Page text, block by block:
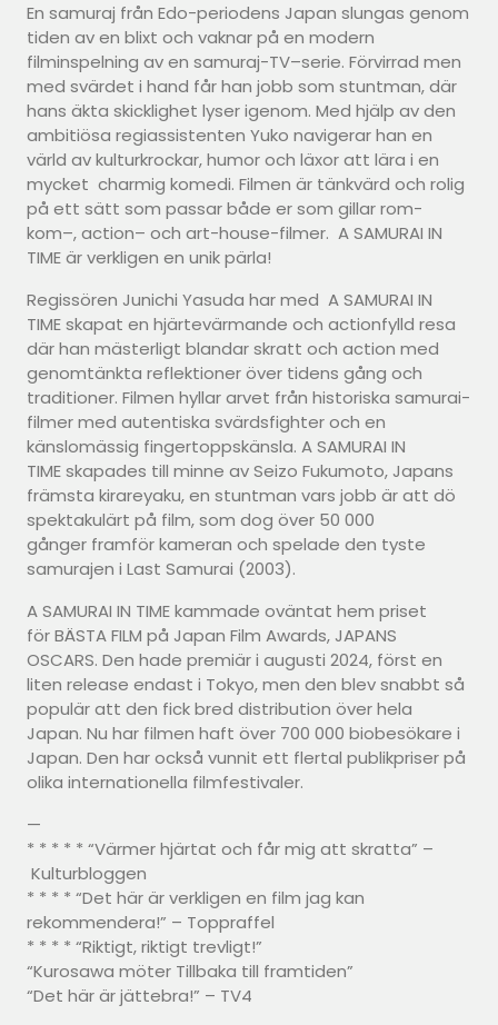
En samuraj från Edo-periodens Japan slungas genom
tiden av en blixt och vaknar på en modern
filminspelning av en samuraj-TV–serie. Förvirrad men
med svärdet i hand får han jobb som stuntman, där
hans äkta skicklighet lyser igenom. Med hjälp av den
ambitiösa regiassistenten Yuko navigerar han en
värld av kulturkrockar, humor och läxor att lära i en
mycket charmig komedi. Filmen är tänkvärd och rolig
på ett sätt som passar både er som gillar rom-
kom–, action– och art-house-filmer. A SAMURAI IN
TIME är verkligen en unik pärla!
Regissören Junichi Yasuda har med A SAMURAI IN
TIME skapat en hjärtevärmande och actionfylld resa
där han mästerligt blandar skratt och action med
genomtänkta reflektioner över tidens gång och
traditioner. Filmen hyllar arvet från historiska samurai-
filmer med autentiska svärdsfighter och en
känslomässig fingertoppskänsla. A SAMURAI IN
TIME skapades till minne av Seizo Fukumoto, Japans
främsta kirareyaku, en stuntman vars jobb är att dö
spektakulärt på film, som dog över 50 000
gånger framför kameran och spelade den tyste
samurajen i Last Samurai (2003).
A SAMURAI IN TIME kammade oväntat hem priset
för BÄSTA FILM på Japan Film Awards, JAPANS
OSCARS. Den hade premiär i augusti 2024, först en
liten release endast i Tokyo, men den blev snabbt så
populär att den fick bred distribution över hela
Japan. Nu har filmen haft över 700 000 biobesökare i
Japan. Den har också vunnit ett flertal publikpriser på
olika internationella filmfestivaler.
—
* * * * * “Värmer hjärtat och får mig att skratta” –
Kulturbloggen
* * * * “Det här är verkligen en film jag kan
rekommendera!” – Toppraffel
* * * * “Riktigt, riktigt trevligt!”
“Kurosawa möter Tillbaka till framtiden”
“Det här är jättebra!” – TV4